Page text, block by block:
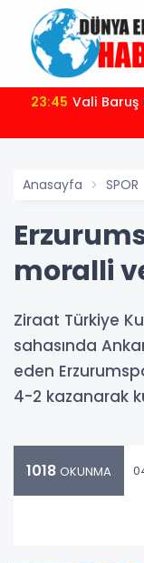
23:45
Anasayfa SPOR
moralli
Ziraat Türkiye
sahasında
eden
4-2 kazanarak
1018 OKUNMA